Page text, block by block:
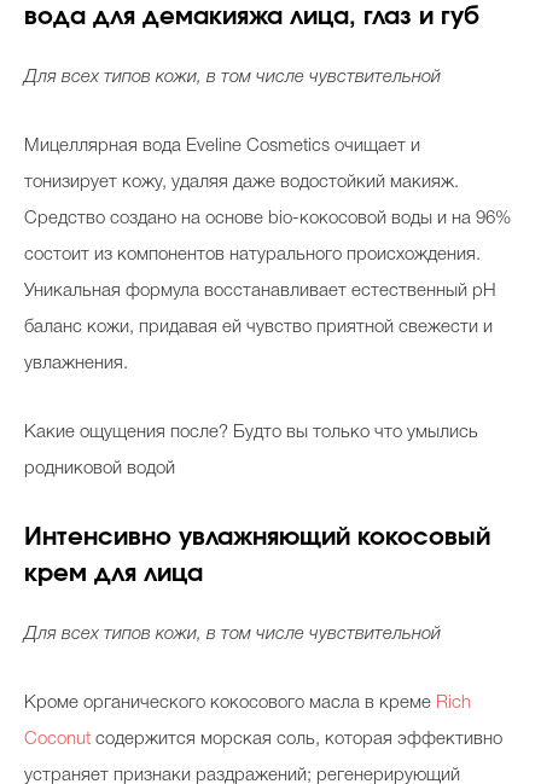
вода для демакияжа лица, глаз и губ
Для всех типов кожи, в том числе чувствительной
Мицеллярная вода Eveline Cosmetics очищает и
тонизирует кожу, удаляя даже водостойкий макияж.
Средство создано на основе bio-кокосовой воды и на 96%
состоит из компонентов натурального происхождения.
Уникальная формула восстанавливает естественный pH
баланс кожи, придавая ей чувство приятной свежести и
увлажнения.
Какие ощущения после? Будто вы только что умылись
родниковой водой
Интенсивно увлажняющий кокосовый
крем для лица
Для всех типов кожи, в том числе чувствительной
Кроме органического кокосового масла в креме Rich
Coconut содержится морская соль, которая эффективно
устраняет признаки раздражений; регенерирующий